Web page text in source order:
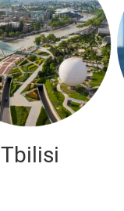
Tbilisi